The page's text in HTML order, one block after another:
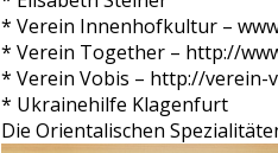
* Verein Innenhofkultur –
* Verein Together – http://
* Verein Vobis – http://verein-
* Ukrainehilfe Klagenfurt
Die Orientalischen